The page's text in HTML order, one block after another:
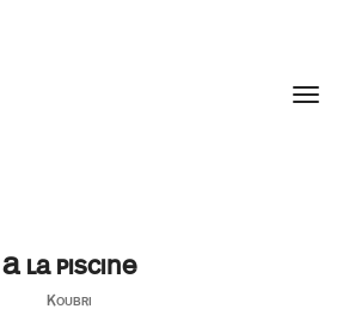
A la piscine
Koubri